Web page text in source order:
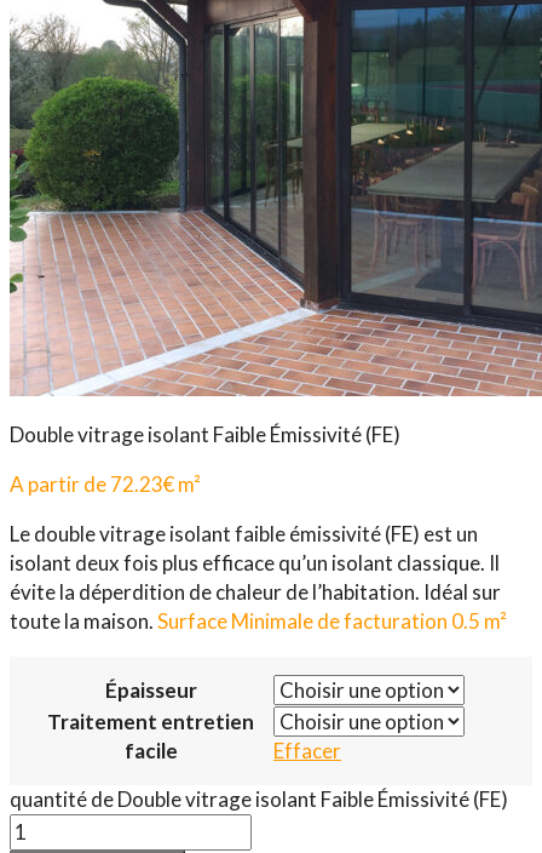
Double vitrage isolant Faible Émissivité (FE)
A partir de72.23€m²
Le double vitrage isolant faible émissivité (FE) est un
isolant deux fois plus efficace qu’un isolant classique. Il
évite la déperdition de chaleur de l’habitation. Idéal sur
toute la maison.Surface Minimale de facturation 0.5 m²
Épaisseur
Traitement entretien
facile
Effacer
quantité de Double vitrage isolant Faible Émissivité (FE)